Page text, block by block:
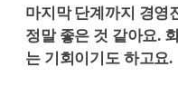
마지막 단계까지 경영
정말 좋은 것 같아요.
는 기회이기도 하고요.